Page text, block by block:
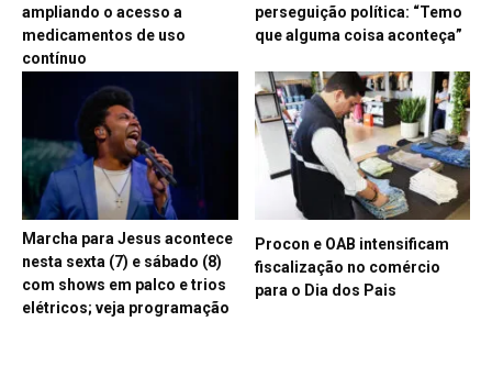
ampliando o acesso a
medicamentos de uso
contínuo
perseguição política: “Temo
que alguma coisa aconteça”
Marcha para Jesus acontece
nesta sexta (7) e sábado (8)
com shows em palco e trios
elétricos; veja programação
Procon e OAB intensificam
fiscalização no comércio
para o Dia dos Pais